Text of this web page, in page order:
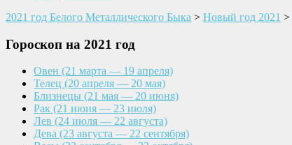
2021 год Белого Металлического Быка > Новый год 2021 >
Гороскоп на 2021 год
Овен (21 марта — 19 апреля)
Телец (20 апреля — 20 мая)
Близнецы (21 мая — 20 июня)
Рак (21 июня — 23 июля)
Лев (24 июля — 22 августа)
Дева (23 августа — 22 сентября)